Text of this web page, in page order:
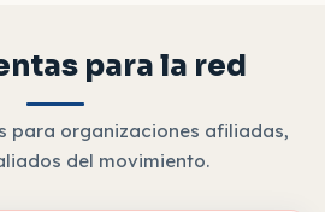
para la red
para organizaciones afiliadas,
del movimiento.